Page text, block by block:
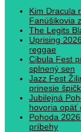
Kim Dracula
Fanúšikovia
The Legits
Uprising
reggae
Cibula Fest
splnený sen
Jazz Fest
prinesie
Jubilejná
hovoria opäť
Pohoda
príbehy